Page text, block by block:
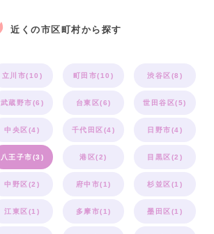
近くの市区町村から探す
立川市(10) 町田市(10) 渋谷区(8)
武蔵野市(6) 台東区(6) 世田谷区(5)
中央区(4) 千代田区(4) 日野市(4)
八王子市(3) 港区(2) 目黒区(2)
中野区(2) 府中市(1) 杉並区(1)
江東区(1) 多摩市(1) 墨田区(1)